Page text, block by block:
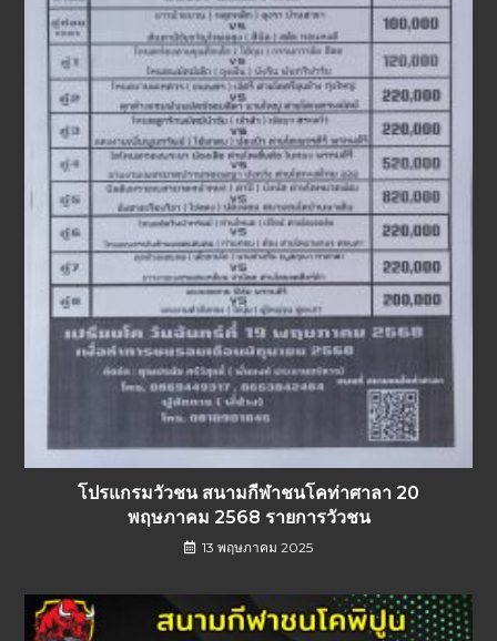
โปรแกรมวัวชน สนามกีฬาชนโคท่าศาลา 20
พฤษภาคม 2568 รายการวัวชน
13 พฤษภาคม 2025